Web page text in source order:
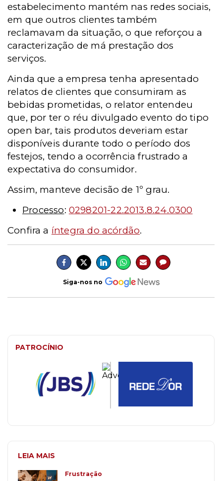
estabelecimento mantém nas redes sociais,
em que outros clientes também
reclamavam da situação, o que reforçou a
caracterização de má prestação dos
serviços.
Ainda que a empresa tenha apresentado
relatos de clientes que consumiram as
bebidas prometidas, o relator entendeu
que, por ter o réu divulgado evento do tipo
open bar, tais produtos deveriam estar
disponíveis durante todo o período dos
festejos, tendo a ocorrência frustrado a
expectativa do consumidor.
Assim, manteve decisão de 1º grau.
Processo: 0298201-22.2013.8.24.0300
Confira a íntegra do acórdão.
Siga-nos no
PATROCÍNIO
LEIA MAIS
Frustração